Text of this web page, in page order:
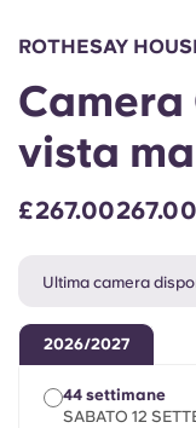
ROTHESAY
Camera
vista
£267.00267.00
Ultima camera
2026/2027
44 settimane
SABATO 12